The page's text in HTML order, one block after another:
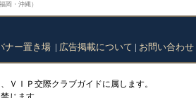
岡・沖縄）
ナー置き場 | 広告掲載について | お問い合わせ
ＶＩＰ交際クラブガイドに属します。